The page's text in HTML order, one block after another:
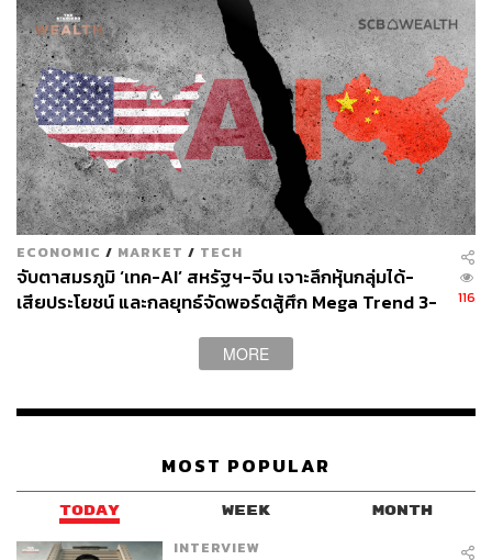
ECONOMIC / MARKET / TECH
จับตาสมรภูมิ ‘เทค-AI’ สหรัฐฯ-จีน เจาะลึกหุ้นกลุ่มได้-
เสียประโยชน์ และกลยุทธ์จัดพอร์ตสู้ศึก Mega Trend 3-
116
MORE
MOST POPULAR
TODAY WEEK MONTH
INTERVIEW